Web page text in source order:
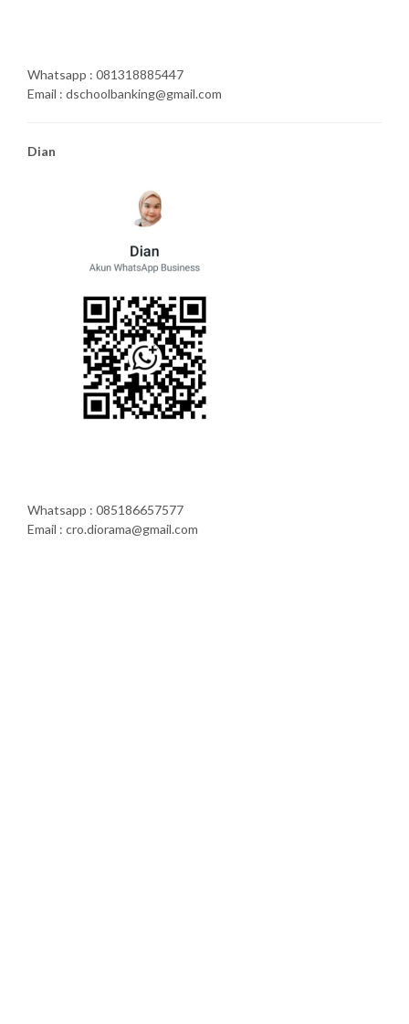
Whatsapp : 081318885447
Email : dschoolbanking@gmail.com
Dian
Whatsapp : 085186657577
Email : cro.diorama@gmail.com